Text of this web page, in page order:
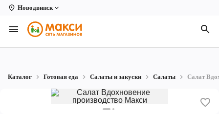
Новодвинск
Вологда
Архангельск
Каталог Готовая еда Салаты и закуски Салаты Салат